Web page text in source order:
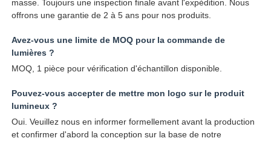
masse. Toujours une inspection finale avant l'expédition. Nous
offrons une garantie de 2 à 5 ans pour nos produits.
Avez-vous une limite de MOQ pour la commande de
lumières ?
MOQ, 1 pièce pour vérification d'échantillon disponible.
Pouvez-vous accepter de mettre mon logo sur le produit
lumineux ?
Oui. Veuillez nous en informer formellement avant la production
et confirmer d'abord la conception sur la base de notre